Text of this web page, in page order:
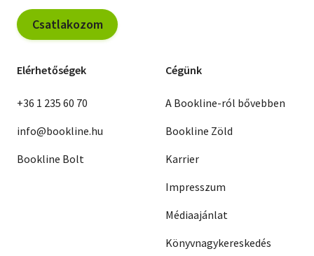
Csatlakozom
Elérhetőségek
+36 1 235 60 70
info@bookline.hu
Bookline Bolt
Cégünk
A Bookline-ról bővebben
Bookline Zöld
Karrier
Impresszum
Médiaajánlat
Könyvnagykereskedés